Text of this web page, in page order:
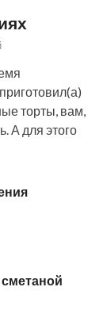
торты, вам,
А для этого